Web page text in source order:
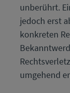
unberührt.
jedoch erst
konkreten
umgehend